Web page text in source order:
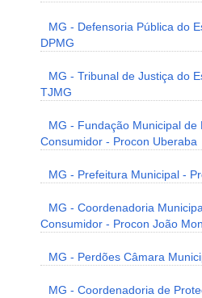
MG - Defensoria Pública do
DPMG
MG - Tribunal de Justiça do
TJMG
MG - Fundação Municipal de
Consumidor - Procon Uberaba
MG - Prefeitura Municipal -
MG - Coordenadoria
Consumidor - Procon João
MG - Perdões Câmara
MG - Coordenadoria de